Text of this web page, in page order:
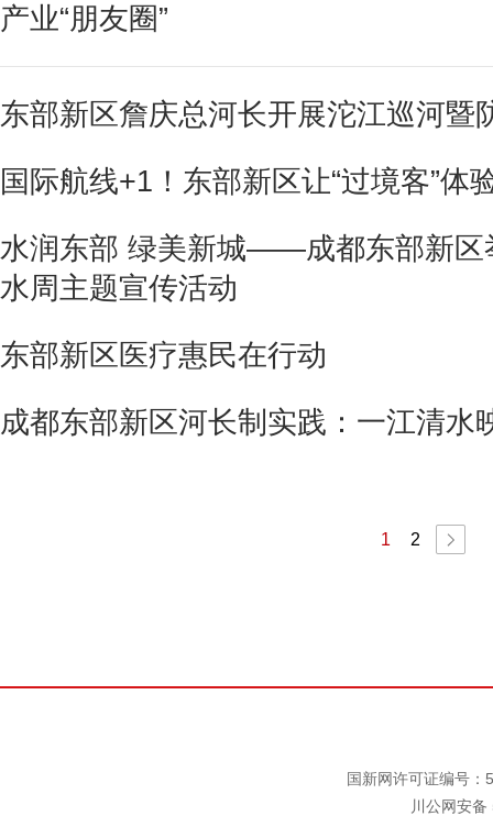
产业“朋友圈”
东部新区詹庆总河长开展沱江巡河暨
国际航线+1！东部新区让“过境客”体
水润东部 绿美新城——成都东部新区
水周主题宣传活动
东部新区医疗惠民在行动
成都东部新区河长制实践：一江清水
1 2
国新网许可证编号
川公网安